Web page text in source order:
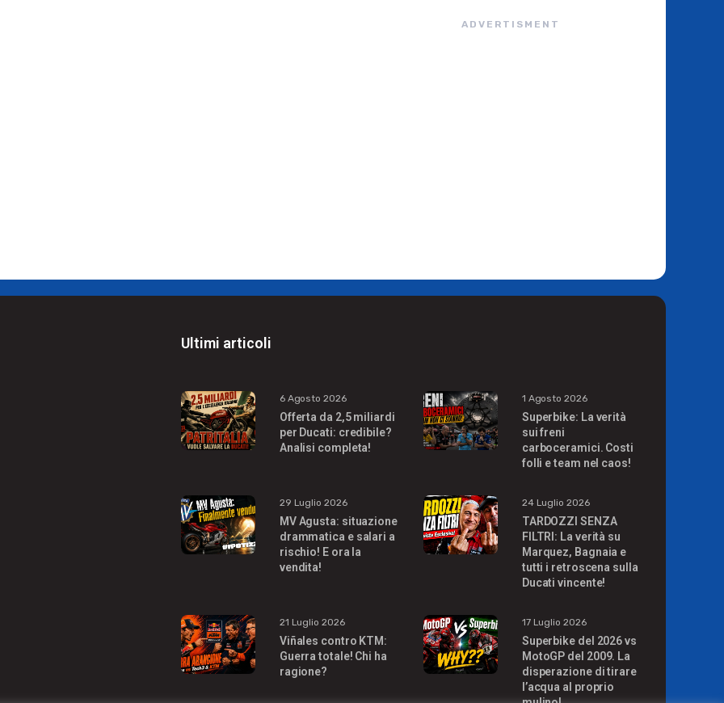
ADVERTISMENT
Ultimi articoli
6 Agosto 2026
Offerta da 2,5 miliardi
per Ducati: credibile?
Analisi completa!
1 Agosto 2026
Superbike: La verità
sui freni
carboceramici. Costi
folli e team nel caos!
29 Luglio 2026
MV Agusta: situazione
drammatica e salari a
rischio! E ora la
vendita!
24 Luglio 2026
TARDOZZI SENZA
FILTRI: La verità su
Marquez, Bagnaia e
tutti i retroscena sulla
Ducati vincente!
21 Luglio 2026
Viñales contro KTM:
Guerra totale! Chi ha
ragione?
17 Luglio 2026
Superbike del 2026 vs
MotoGP del 2009. La
disperazione di tirare
l’acqua al proprio